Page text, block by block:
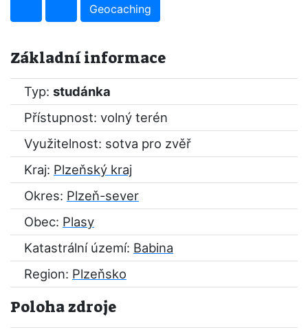
Geocaching
Základní informace
Typ: studánka
Přístupnost: volný terén
Využitelnost: sotva pro zvěř
Kraj: Plzeňský kraj
Okres: Plzeň-sever
Obec: Plasy
Katastrální území: Babina
Region: Plzeňsko
Poloha zdroje